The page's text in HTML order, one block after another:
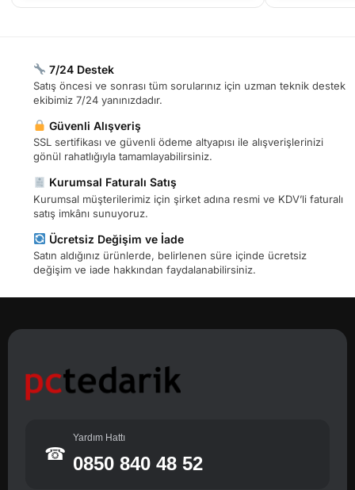
7/24 Destek
Satış öncesi ve sonrası tüm sorularınız için uzman teknik destek
ekibimiz 7/24 yanınızdadır.
Güvenli Alışveriş
SSL sertifikası ve güvenli ödeme altyapısı ile alışverişlerinizi
gönül rahatlığıyla tamamlayabilirsiniz.
Kurumsal Faturalı Satış
Kurumsal müşterilerimiz için şirket adına resmi ve KDV’li faturalı
satış imkânı sunuyoruz.
Ücretsiz Değişim ve İade
Satın aldığınız ürünlerde, belirlenen süre içinde ücretsiz
değişim ve iade hakkından faydalanabilirsiniz.
☎
Yardım Hattı
0850 840 48 52